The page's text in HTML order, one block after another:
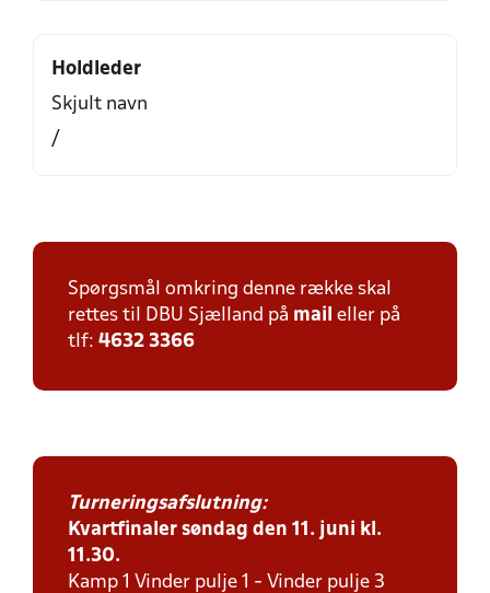
Holdleder
Skjult navn
/
Spørgsmål omkring denne række skal
rettes til DBU Sjælland på mail eller på
tlf: 4632 3366
Turneringsafslutning:
Kvartfinaler søndag den 11. juni kl.
11.30.
Kamp 1 Vinder pulje 1 - Vinder pulje 3